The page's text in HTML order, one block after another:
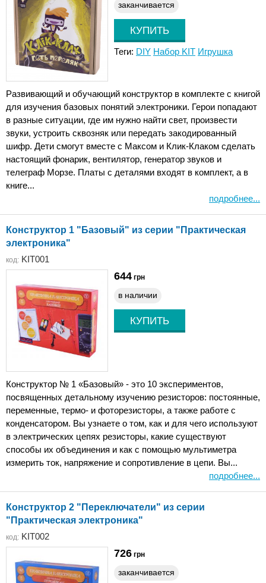
заканчивается
Теги: DIY Набор KIT Игрушка
Развивающий и обучающий конструктор в комплекте с книгой
для изучения базовых понятий электроники. Герои попадают
в разные ситуации, где им нужно найти свет, произвести
звуки, устроить сквозняк или передать закодированный
шифр. Дети смогут вместе с Максом и Клик-Клаком сделать
настоящий фонарик, вентилятор, генератор звуков и
телеграф Морзе. Платы с деталями входят в комплект, а в
книге...
подробнее...
Конструктор 1 "Базовый" из серии "Практическая
электроника"
код: KIT001
644 грн
в наличии
Конструктор № 1 «Базовый» - это 10 экспериментов,
посвященных детальному изучению резисторов: постоянные,
переменные, термо- и фоторезисторы, а также работе с
конденсатором. Вы узнаете о том, как и для чего используют
в электрических цепях резисторы, какие существуют
способы их объединения и как с помощью мультиметра
измерить ток, напряжение и сопротивление в цепи. Вы...
подробнее...
Конструктор 2 "Переключатели" из серии
"Практическая электроника"
код: KIT002
726 грн
заканчивается